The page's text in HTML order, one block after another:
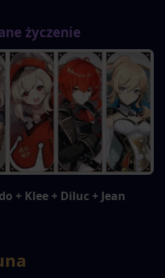
życzenie
+ Klee + Diluc + Jean